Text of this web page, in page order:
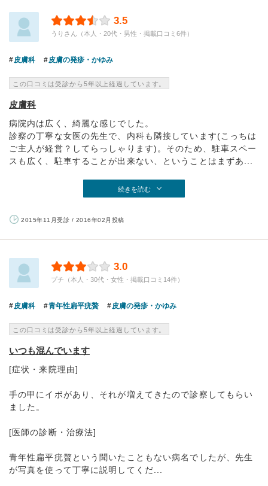
3.5
うりさん（本人・20代・男性・掲載口コミ6件）
皮膚科 皮膚の発疹・かゆみ
この口コミは受診から5年以上経過しています。
皮膚科
病院内は広く、綺麗な感じでした。
診察の丁寧な女医の先生で、内科も隣接しています(こっちは
ご主人が経営？してらっしゃります)。そのため、駐車スペー
スも広く、駐車することが出来ない、ということはまずあ...
続きを読む
2015年11月受診 / 2016年02月投稿
3.0
プチ（本人・30代・女性・掲載口コミ14件）
皮膚科 青年性扁平疣贅 皮膚の発疹・かゆみ
この口コミは受診から5年以上経過しています。
いつも混んでいます
[症状・来院理由]
手の甲にイボがあり、それが増えてきたので診察してもらい
ました。
[医師の診断・治療法]
青年性扁平疣贅という聞いたこともない病名でしたが、先生
が写真を使って丁寧に説明してくだ...